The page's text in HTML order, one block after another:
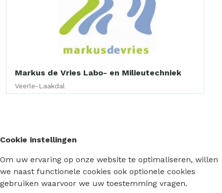
Markus de Vries Labo- en Milieutechniek
Veerle-Laakdal
Cookie instellingen
Om uw ervaring op onze website te optimaliseren, willen
we naast functionele cookies ook optionele cookies
gebruiken waarvoor we uw toestemming vragen.